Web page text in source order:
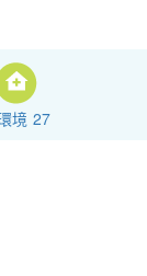
境 27